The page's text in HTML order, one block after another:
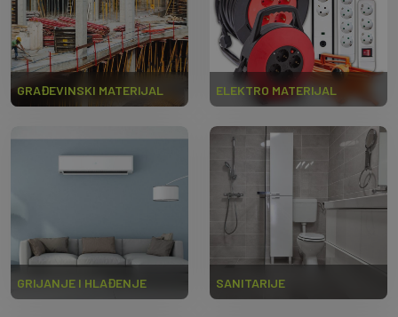
GRAĐEVINSKI MATERIJAL ELEKTRO MATERIJAL
GRIJANJE I HLAĐENJE SANITARIJE